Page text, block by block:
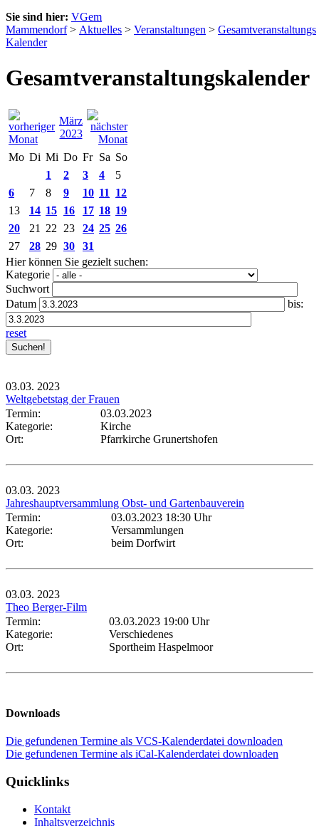
Sie sind hier: VGem
Mammendorf> Aktuelles > Veranstaltungen > Gesamtveranstaltungs
Kalender
Gesamtveranstaltungskalender
März
2023
Mo Di Mi Do Fr Sa So
1
2 3 4
5
6
7 8 9 10 11
12
13
14 15 16 17 18 19
20
21 22 23 24 25 26
27
28 29 30
31
Hier können Sie gezielt suchen:
Kategorie
Suchwort
Datum
bis:
reset
03.03. 2023
Weltgebetstag der Frauen
Termin:
03.03.2023
Kategorie:
Kirche
Ort:
Pfarrkirche Grunertshofen
03.03. 2023
Jahreshauptversammlung Obst- und Gartenbauverein
Termin:
03.03.2023 18:30 Uhr
Kategorie:
Versammlungen
Ort:
beim Dorfwirt
03.03. 2023
Theo Berger-Film
Termin:
03.03.2023 19:00 Uhr
Kategorie:
Verschiedenes
Ort:
Sportheim Haspelmoor
Downloads
Die gefundenen Termine als VCS-Kalenderdatei downloaden
Die gefundenen Termine als iCal-Kalenderdatei downloaden
Quicklinks
Kontakt
Inhaltsverzeichnis